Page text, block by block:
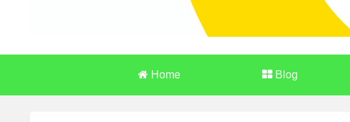
Home Blog